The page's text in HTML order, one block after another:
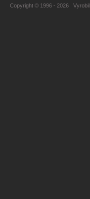
Copyright © 1996 - 2026 Vyrobil